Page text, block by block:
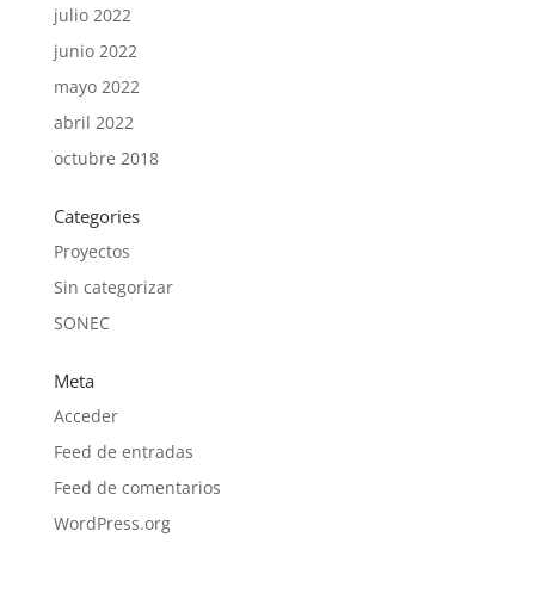
julio 2022
junio 2022
mayo 2022
abril 2022
octubre 2018
Categories
Proyectos
Sin categorizar
SONEC
Meta
Acceder
Feed de entradas
Feed de comentarios
WordPress.org